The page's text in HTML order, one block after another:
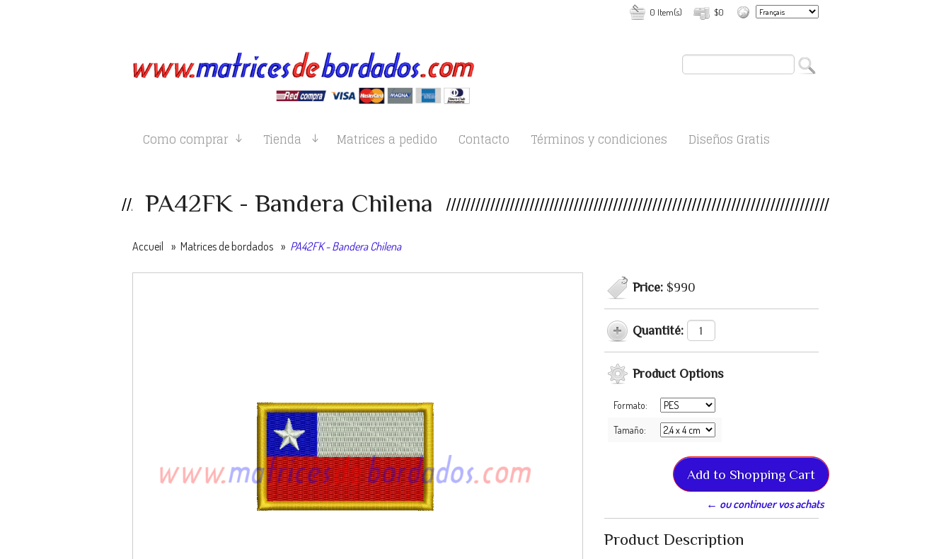
$0
0 Item(s)
Como comprar Tienda Matrices a pedido Contacto Términos y condiciones Diseños Gratis
PA42FK - Bandera Chilena
Accueil » Matrices de bordados » PA42FK - Bandera Chilena
Price: $990
Quantité:
Product Options
Formato:
Tamaño:
← ou continuer vos achats
Product Description